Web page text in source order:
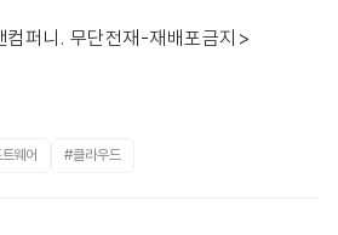
퍼니. 무단전재-재배포금지>
웨어 #클라우드